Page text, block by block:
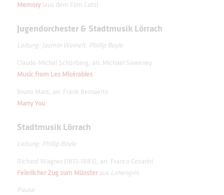
Memory(aus dem Film Cats)
Jugendorchester & Stadtmusik Lörrach
Leitung: Jasmin Weinelt, Phillip Boyle
Claude-Michel Schönberg, arr. Michael Sweeney
Music from Les Misérables
Bruno Mars, arr. Frank Bernaerts
Marry You
Stadtmusik Lörrach
Leitung: Phillip Boyle
Richard Wagner (1813-1883), arr. Franco Cesarini
Feierlicher Zug zum Münsteraus Lohengrin
Pause